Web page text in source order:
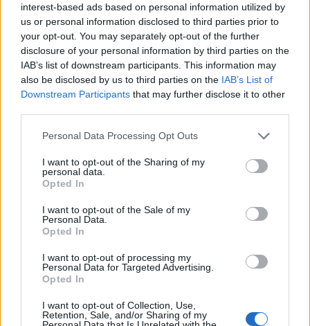
interest-based ads based on personal information utilized by
us or personal information disclosed to third parties prior to
your opt-out. You may separately opt-out of the further
disclosure of your personal information by third parties on the
IAB’s list of downstream participants. This information may
also be disclosed by us to third parties on the IAB’s List of
Downstream Participants that may further disclose it to other
Personal Data Processing Opt Outs
I want to opt-out of the Sharing of my
personal data.
Opted In
I want to opt-out of the Sale of my
Personal Data.
Opted In
I want to opt-out of processing my
Personal Data for Targeted Advertising.
Opted In
I want to opt-out of Collection, Use,
Retention, Sale, and/or Sharing of my
Υπάρχει μια κατηγορία ανθρώπων – άνδρες και
γυναίκες, αλλά πιο συχνά γυναίκες – που
ελκύονται πολύ από συναισθηματικά μη
διαθέσιμους συντρόφους. Συνήθως, ο
υποκείμενος λόγος είναι μια πρώιμη παιδική
εμπειρία, ίσως ένας μη διαθέσιμος γονέας.
«Ψάχνουν» υποσυνείδητα ένα άτομο με τα ίδια
χαρακτηριστικά με αυτό που τους πλήγωσε στην
είναι καλύτερα και μπορούν να «τα
καταφέρουν». Στην πραγματικότητα είναι πιο
πιθανό να υποφέρουν ξανά.
Μερικές φορές οι άνθρωποι κάνουν αυτό που
λέμε επιλογές που βασίζονται σε μοτίβα –
επιλογές που βασίζονται στο τι τους συνέβη στο
παρελθόν – με ποιον επιλέγουν να είναι μαζί.
Αυτοί οι άνθρωποι κινδυνεύουν περισσότερο να